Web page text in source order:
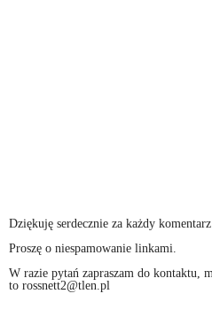
Dziękuję serdecznie za każdy
Proszę o niespamowanie linkami.
W razie pytań zapraszam do kontaktu,
to rossnett2@tlen.pl